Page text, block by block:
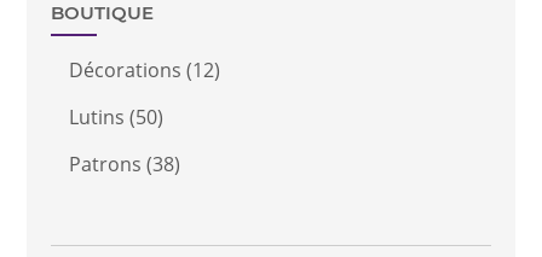
BOUTIQUE
Décorations (12)
Lutins (50)
Patrons (38)